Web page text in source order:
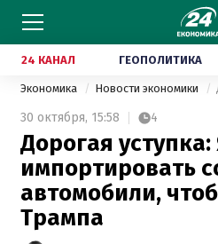
24 КАНАЛ ГЕОПОЛИТИКА
Экономика Новости экономики
30 октября, 15:58 4
Дорогая
импортировать
автомобили,
Трампа